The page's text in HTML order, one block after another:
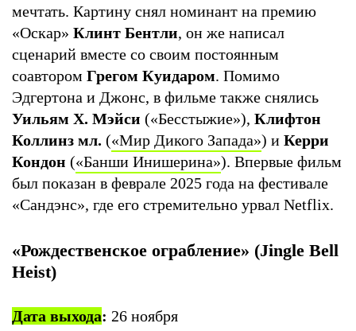
мечтать. Картину снял номинант на премию
«Оскар» Клинт Бентли, он же написал
сценарий вместе со своим постоянным
соавтором Грегом Куидаром. Помимо
Эдгертона и Джонс, в фильме также снялись
Уильям Х. Мэйси («Бесстыжие»), Клифтон
Коллинз мл. («Мир Дикого Запада») и Керри
Кондон («Банши Инишерина»). Впервые фильм
был показан в феврале 2025 года на фестивале
«Сандэнс», где его стремительно урвал Netflix.
«Рождественское ограбление» (Jingle Bell
Heist)
Дата выхода: 26 ноября